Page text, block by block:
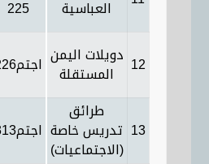
225 العباسية
اجتم226 دويلات اليمن
المستقلة 12
اجتم313
طرائق
تدريس خاصة
(الاجتماعيات)
13